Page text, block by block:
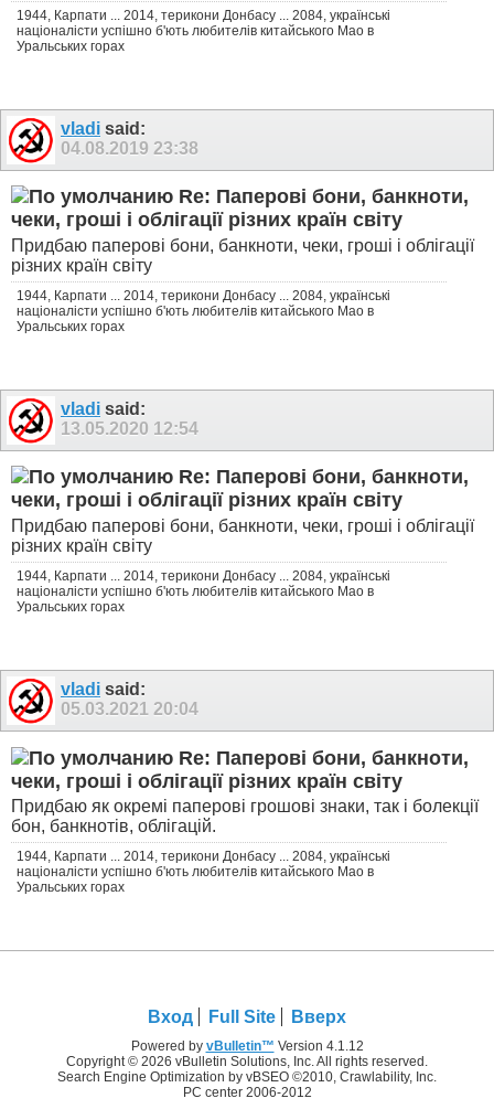
1944, Карпати ... 2014, терикони Донбасу ... 2084, українські
націоналісти успішно б'ють любителів китайського Мао в
Уральських горах
vladi said:
04.08.2019 23:38
Re: Паперові бони, банкноти,
чеки, гроші і облігації різних країн світу
Придбаю паперові бони, банкноти, чеки, гроші і облігації
різних країн світу
1944, Карпати ... 2014, терикони Донбасу ... 2084, українські
націоналісти успішно б'ють любителів китайського Мао в
Уральських горах
vladi said:
13.05.2020 12:54
Re: Паперові бони, банкноти,
чеки, гроші і облігації різних країн світу
Придбаю паперові бони, банкноти, чеки, гроші і облігації
різних країн світу
1944, Карпати ... 2014, терикони Донбасу ... 2084, українські
націоналісти успішно б'ють любителів китайського Мао в
Уральських горах
vladi said:
05.03.2021 20:04
Re: Паперові бони, банкноти,
чеки, гроші і облігації різних країн світу
Придбаю як окремі паперові грошові знаки, так і болекції
бон, банкнотів, облігацій.
1944, Карпати ... 2014, терикони Донбасу ... 2084, українські
націоналісти успішно б'ють любителів китайського Мао в
Уральських горах
Вход Full Site Вверх
Powered by vBulletin™ Version 4.1.12
Copyright © 2026 vBulletin Solutions, Inc. All rights reserved.
Search Engine Optimization by vBSEO ©2010, Crawlability, Inc.
PC center 2006-2012